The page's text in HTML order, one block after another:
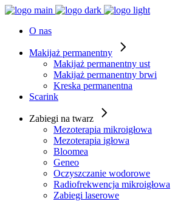
O nas
Makijaż permanentny
Makijaż permanentny ust
Makijaż permanentny brwi
Kreska permanentna
Scarink
Zabiegi na twarz
Mezoterapia mikroigłowa
Mezoterapia igłowa
Bloomea
Geneo
Oczyszczanie wodorowe
Radiofrekwencja mikroigłowa
Zabiegi laserowe